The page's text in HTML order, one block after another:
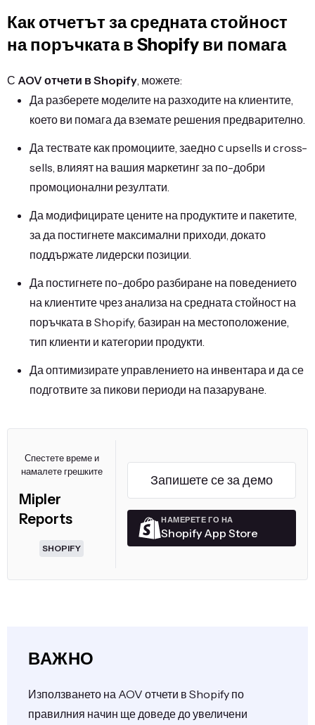
Как отчетът за средната стойност
на поръчката в Shopify ви помага
С AOV отчети в Shopify , можете:
Да разберете моделите на разходите на клиентите,
което ви помага да вземате решения предварително.
Да тествате как промоциите, заедно с upsells и cross-
sells, влияят на вашия маркетинг за по-добри
промоционални резултати.
Да модифицирате цените на продуктите и пакетите,
за да постигнете максимални приходи, докато
поддържате лидерски позиции.
Да постигнете по-добро разбиране на поведението
на клиентите чрез анализа на средната стойност на
поръчката в Shopify, базиран на местоположение,
тип клиенти и категории продукти.
Да оптимизирате управлението на инвентара и да се
подготвите за пикови периоди на пазаруване.
Спестете време и
намалете грешките
Mipler
Reports
SHOPIFY
Запишете се за демо
НАМЕРЕТЕ ГО НА
Shopify App Store
ВАЖНО
Използването на AOV отчети в Shopify по
правилния начин ще доведе до увеличени